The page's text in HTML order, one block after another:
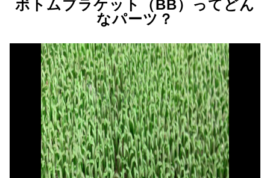
ボトムブラケット（BB）ってどん
なパーツ？